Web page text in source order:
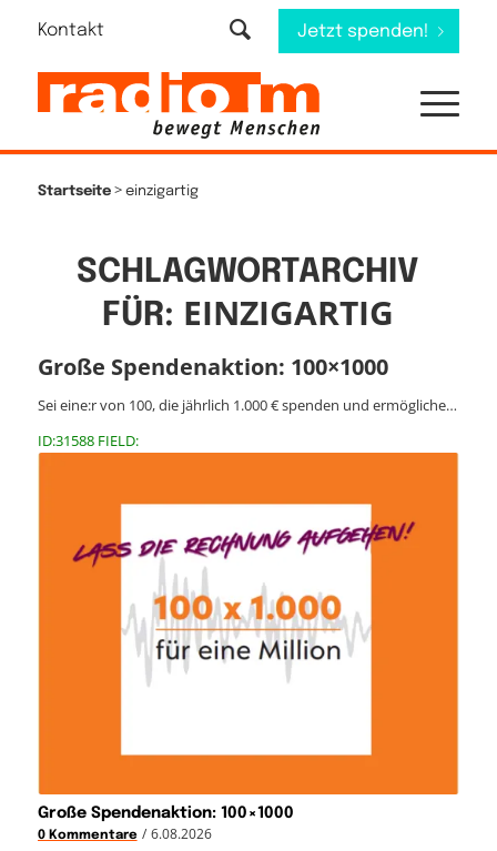
Kontakt Jetzt spenden!
Startseite> einzigartig
SCHLAGWORTARCHIV
FÜR: EINZIGARTIG
Große Spendenaktion: 100×1000
Sei eine:r von 100, die jährlich 1.000 € spenden und ermögliche…
ID:31588 FIELD:
Große Spendenaktion: 100×1000
0 Kommentare / 6.08.2026